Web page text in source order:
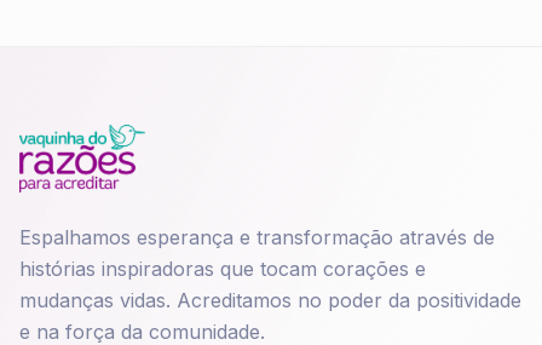
Espalhamos esperança e transformação através de
histórias inspiradoras que tocam corações e
mudanças vidas. Acreditamos no poder da positividade
e na força da comunidade.